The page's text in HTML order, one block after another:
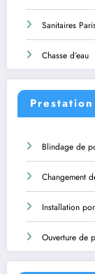
Sanitaires
Chasse d’eau
Blindage de
Changement
Installation
Ouverture de